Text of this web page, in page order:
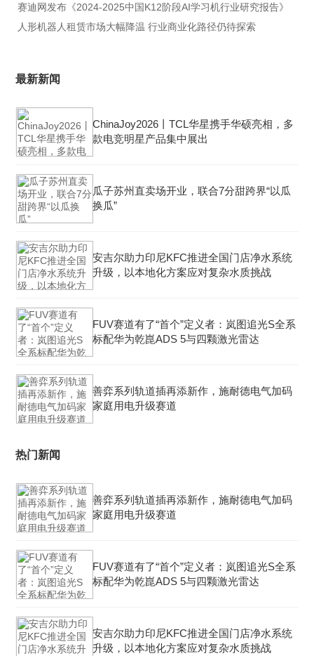
赛迪网发布《2024-2025中国K12阶段AI学习机行业研究报告》
人形机器人租赁市场大幅降温 行业商业化路径仍待探索
最新新闻
ChinaJoy2026丨TCL华星携手华硕亮相，多
款电竞明星产品集中展出
瓜子苏州直卖场开业，联合7分甜跨界“以瓜
换瓜”
安吉尔助力印尼KFC推进全国门店净水系统
升级，以本地化方案应对复杂水质挑战
FUV赛道有了“首个”定义者：岚图追光S全系
标配华为乾崑ADS 5与四颗激光雷达
善弈系列轨道插再添新作，施耐德电气加码
家庭用电升级赛道
热门新闻
善弈系列轨道插再添新作，施耐德电气加码
家庭用电升级赛道
FUV赛道有了“首个”定义者：岚图追光S全系
标配华为乾崑ADS 5与四颗激光雷达
安吉尔助力印尼KFC推进全国门店净水系统
升级，以本地化方案应对复杂水质挑战